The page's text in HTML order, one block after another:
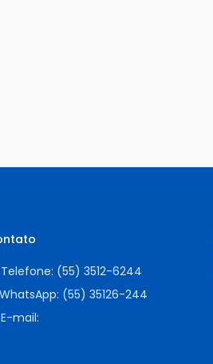
Telefone: (55) 3512-6244
WhatsApp: (55) 35126-244
E-mail: